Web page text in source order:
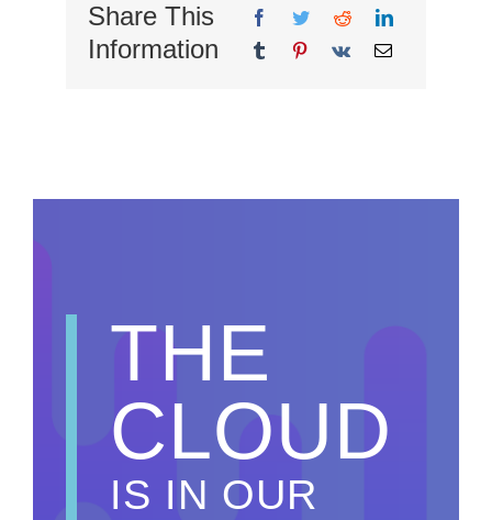
Share This
Information
THE
CLOUD
IS IN OUR